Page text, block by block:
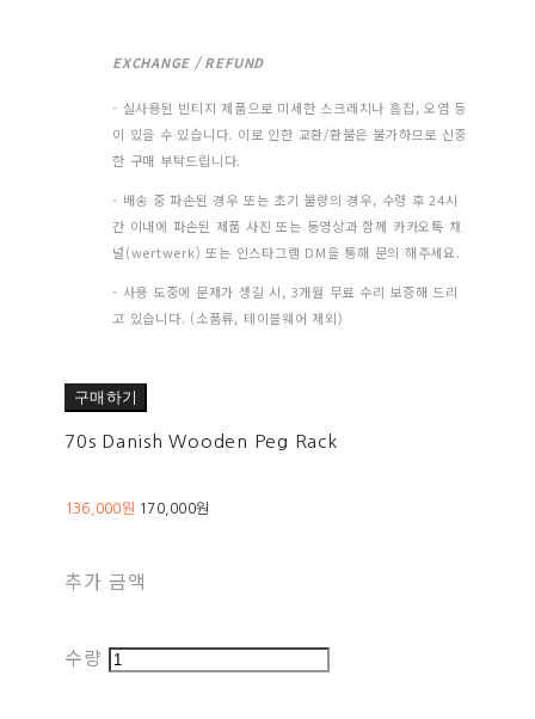
EXCHANGE / REFUND
- 실사용된 빈티지 제품으로 미세한 스크레치나 흠집, 오염 등
이 있을 수 있습니다. 이로 인한 교환/환불은 불가하므로 신중
한 구매 부탁드립니다.
- 배송 중 파손된 경우 또는 초기 불량의 경우, 수령 후 24시
간 이내에 파손된 제품 사진 또는 동영상과 함께 카카오톡 채
널(wertwerk) 또는 인스타그램 DM을 통해 문의 해주세요.
- 사용 도중에 문제가 생길 시, 3개월 무료 수리 보증해 드리
고 있습니다. (소품류, 테이블웨어 제외)
구매하기
70s Danish Wooden Peg Rack
136,000원 170,000원
추가 금액
수량